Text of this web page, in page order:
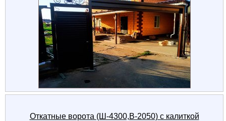
Откатные ворота (Ш-4300,В-2050) с калиткой